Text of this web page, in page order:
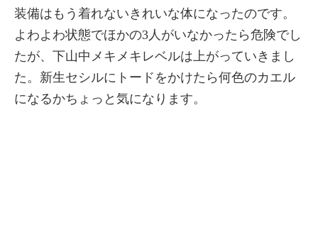
装備はもう着れないきれいな体になったのです。
よわよわ状態でほかの3人がいなかったら危険でし
たが、下山中メキメキレベルは上がっていきまし
た。新生セシルにトードをかけたら何色のカエル
になるかちょっと気になります。